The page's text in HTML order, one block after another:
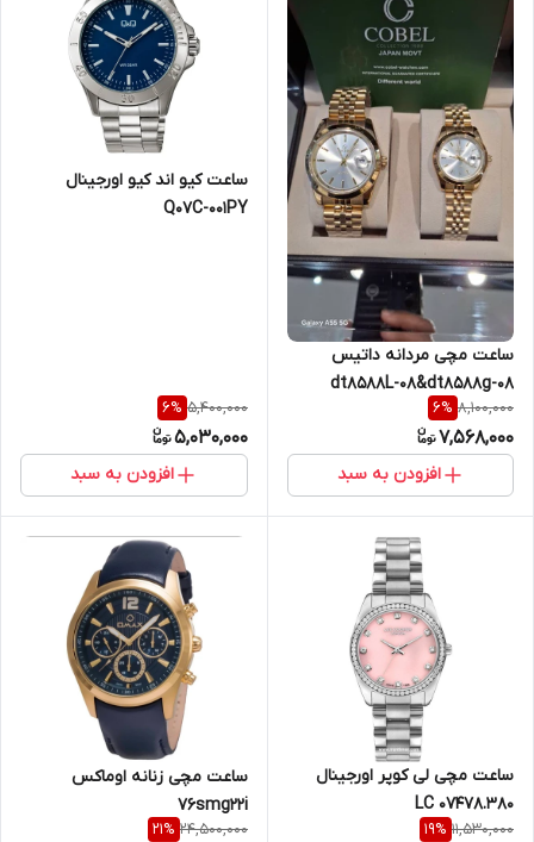
ساعت مچی مردانه داتیس
dt8588L-08&dt8588g-08
8,100,000
6%
7,568,000
افزودن به سبد
ساعت کیو اند کیو اورجینال
Q07C-001PY
5,400,000
6%
5,030,000
افزودن به سبد
ساعت مچی لی کوپر اورجینال
07478.380 LC
11,530,000
19%
ساعت مچی زنانه اوماکس
76smg22i
24,500,000
21%